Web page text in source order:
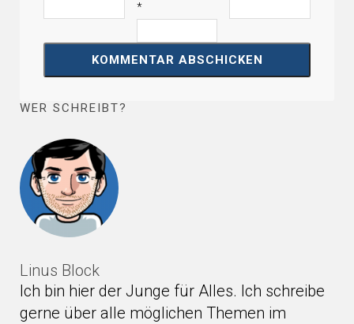
*
WER SCHREIBT?
Linus Block
Ich bin hier der Junge für Alles. Ich schreibe
gerne über alle möglichen Themen im